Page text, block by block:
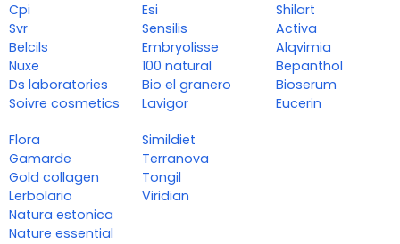
Cpi
Svr
Belcils
Nuxe
Ds laboratories
Soivre cosmetics
Esi
Sensilis
Embryolisse
100 natural
Bio el granero
Lavigor
Shilart
Activa
Alqvimia
Bepanthol
Bioserum
Eucerin
Flora
Gamarde
Gold collagen
Lerbolario
Natura estonica
Nature essential
Simildiet
Terranova
Tongil
Viridian